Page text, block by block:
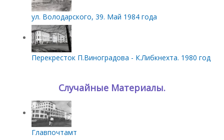
ул. Володарского, 39. Май 1984 года
Перекресток П.Виноградова - К.Либкнехта. 1980 год
Случайные Материалы.
Главпочтамт